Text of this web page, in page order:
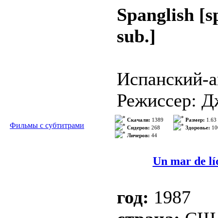
anda suelta,
Harris), y no
capacidad...
Мишель
Уитейкер,
Кларк Грегг
Описание:
Основанная
пословице
Spanglish
sub.]
Испанский-
Режиссер:
Год выхода:
Жанр:
Качество:
Роли: Адам
Фильмы с субтитрами
Скачали: 1389
Сидеров: 268
Личеров: 44
Размер: 1.63
Здоровье:
Un mar de
год: 1987